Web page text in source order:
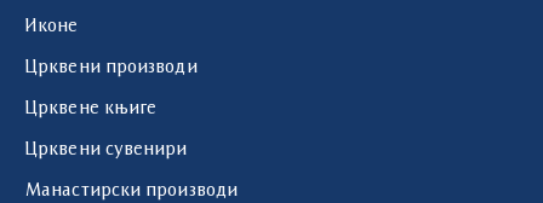
Иконе
Црквени производи
Црквене књиге
Црквени сувенири
Манастирски производи